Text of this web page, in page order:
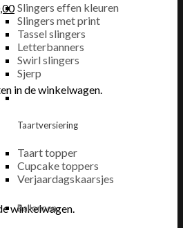
in de winkelwagen.
winkelwagen.
Slingers effen kleuren
Slingers met print
Tassel slingers
Letterbanners
Swirl slingers
Sjerp
Taartversiering
Taart topper
Cupcake toppers
Verjaardagskaarsjes
Ballonnen